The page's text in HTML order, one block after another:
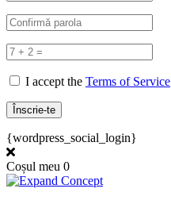
I accept the Terms of Service
{wordpress_social_login}
Coșul meu 0